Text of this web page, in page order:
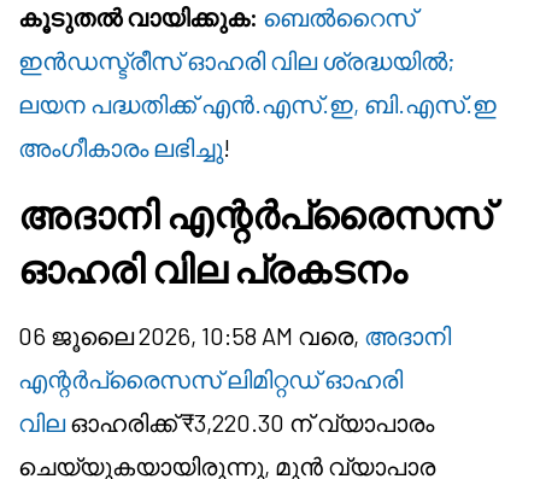
കൂടുതൽ വായിക്കുക: ബെൽറൈസ്
ഇൻഡസ്ട്രീസ് ഓഹരി വില ശ്രദ്ധയിൽ;
ലയന പദ്ധതിക്ക് എൻ.എസ്.ഇ, ബി.എസ്.ഇ
അംഗീകാരം ലഭിച്ചു!
അദാനി എന്റർപ്രൈസസ്
ഓഹരി വില പ്രകടനം
06 ജൂലൈ 2026, 10:58 AM വരെ, അദാനി
എന്റർപ്രൈസസ് ലിമിറ്റഡ് ഓഹരി
വിലഓഹരിക്ക് ₹3,220.30 ന് വ്യാപാരം
ചെയ്യുകയായിരുന്നു, മുൻ വ്യാപാര